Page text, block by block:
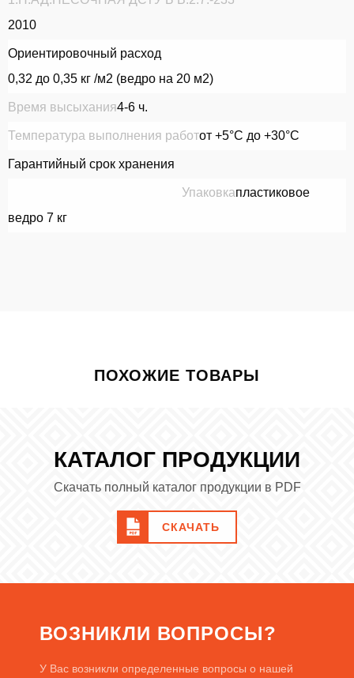
2010
Ориентировочный расход
0,32 до 0,35 кг /м2 (ведро на 20 м2)
Время высыхания4-6 ч.
Температура выполнения работот +5°С до +30°С
Гарантийный срок хранения
Упаковкапластиковое
ведро 7 кг
ПОХОЖИЕ ТОВАРЫ
КАТАЛОГ ПРОДУКЦИИ
Скачать полный каталог продукции в PDF
СКАЧАТЬ
ВОЗНИКЛИ ВОПРОСЫ?
У Вас возникли определенные вопросы о нашей